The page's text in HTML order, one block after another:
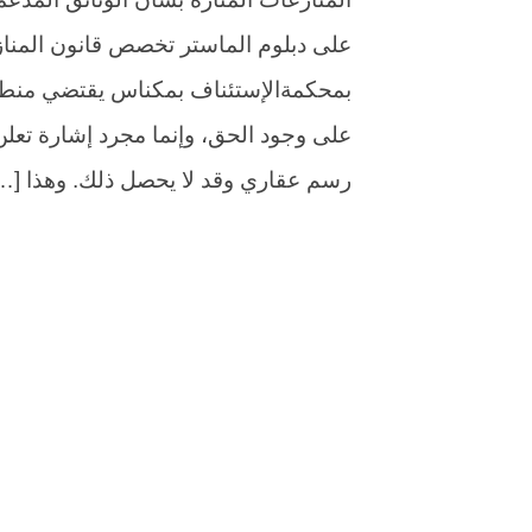
على دبلوم الماستر تخصص قانون
بمحكمةالإستئناف بمكناس يقتضي
على وجود الحق، وإنما مجرد إشارة
رسم عقاري وقد لا يحصل ذلك. وهذا